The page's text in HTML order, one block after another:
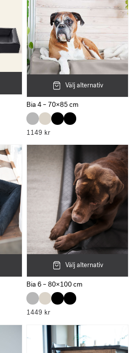
Välj alternativ
Bia 4 – 70×85 cm
1149 kr
Välj alternativ
Bia 6 – 80×100 cm
1449 kr